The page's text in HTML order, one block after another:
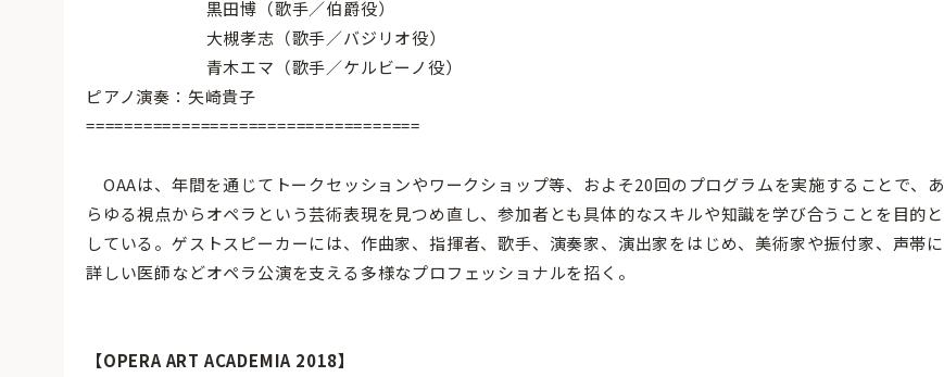
黒田博（歌手／伯爵役）
大槻孝志（歌手／バジリオ役）
青木エマ（歌手／ケルビーノ役）
ピアノ演奏：矢崎貴子
===================================
OAAは、年間を通じてトークセッションやワークショップ等、およそ20回のプログラムを実施することで、あ
らゆる視点からオペラという芸術表現を見つめ直し、参加者とも具体的なスキルや知識を学び合うことを目的と
している。ゲストスピーカーには、作曲家、指揮者、歌手、演奏家、演出家をはじめ、美術家や振付家、声帯に
詳しい医師などオペラ公演を支える多様なプロフェッショナルを招く。
【OPERA ART ACADEMIA 2018】